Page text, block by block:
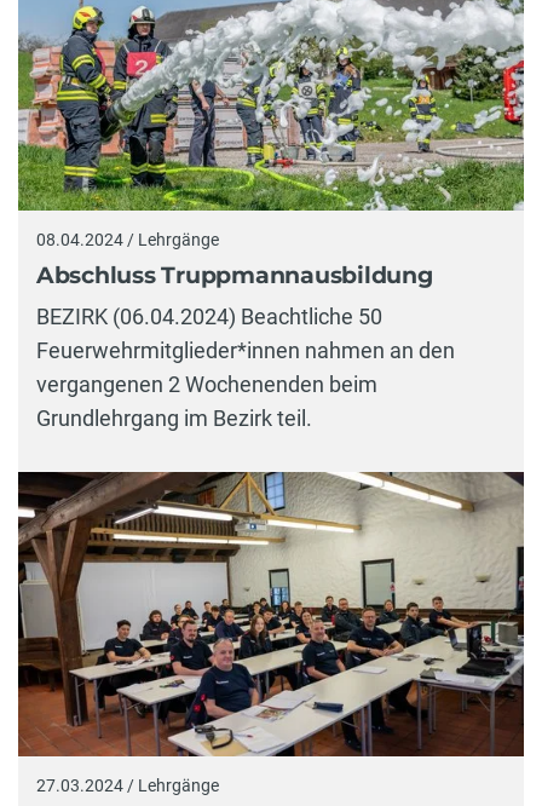
08.04.2024 / Lehrgänge
Abschluss Truppmannausbildung
BEZIRK (06.04.2024) Beachtliche 50
Feuerwehrmitglieder*innen nahmen an den
vergangenen 2 Wochenenden beim
Grundlehrgang im Bezirk teil.
27.03.2024 / Lehrgänge